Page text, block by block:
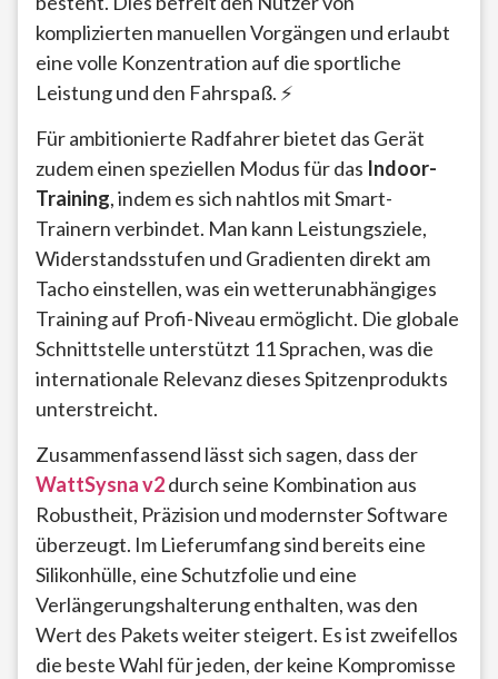
komplizierten manuellen Vorgängen und erlaubt
eine volle Konzentration auf die sportliche
Leistung und den Fahrspaß. ⚡
Für ambitionierte Radfahrer bietet das Gerät
zudem einen speziellen Modus für das Indoor-
Training, indem es sich nahtlos mit Smart-
Trainern verbindet. Man kann Leistungsziele,
Widerstandsstufen und Gradienten direkt am
Tacho einstellen, was ein wetterunabhängiges
Training auf Profi-Niveau ermöglicht. Die globale
Schnittstelle unterstützt 11 Sprachen, was die
internationale Relevanz dieses Spitzenprodukts
unterstreicht.
Zusammenfassend lässt sich sagen, dass der
WattSysna v2durch seine Kombination aus
Robustheit, Präzision und modernster Software
überzeugt. Im Lieferumfang sind bereits eine
Silikonhülle, eine Schutzfolie und eine
Verlängerungshalterung enthalten, was den
Wert des Pakets weiter steigert. Es ist zweifellos
die beste Wahl für jeden, der keine Kompromisse